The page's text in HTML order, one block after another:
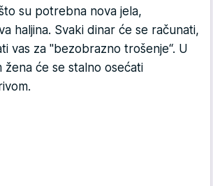
su potrebna nova jela,
haljina. Svaki dinar će se računati,
vas za "bezobrazno trošenje“. U
žena će se stalno osećati